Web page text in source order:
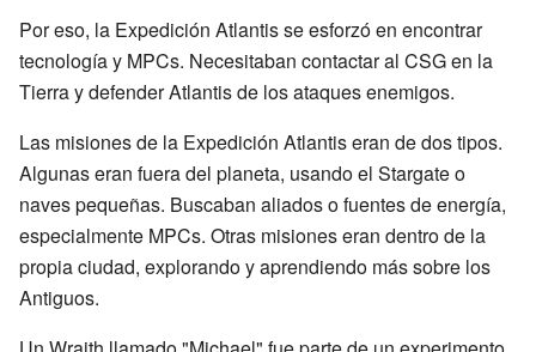
Por eso, la Expedición Atlantis se esforzó en encontrar
tecnología y MPCs. Necesitaban contactar al CSG en la
Tierra y defender Atlantis de los ataques enemigos.
Las misiones de la Expedición Atlantis eran de dos tipos.
Algunas eran fuera del planeta, usando el Stargate o
naves pequeñas. Buscaban aliados o fuentes de energía,
especialmente MPCs. Otras misiones eran dentro de la
propia ciudad, explorando y aprendiendo más sobre los
Antiguos.